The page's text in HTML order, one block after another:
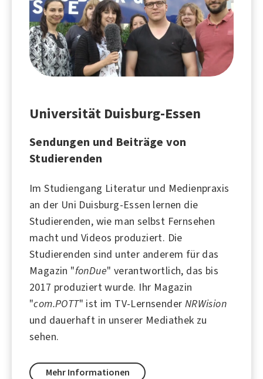
Universität Duisburg-Essen
Sendungen und Beiträge von
Studierenden
Im Studiengang Literatur und Medienpraxis
an der Uni Duisburg-Essen lernen die
Studierenden, wie man selbst Fernsehen
macht und Videos produziert. Die
Studierenden sind unter anderem für das
Magazin "fonDue" verantwortlich, das bis
2017 produziert wurde. Ihr Magazin
"com.POTT" ist im TV-Lernsender NRWision
und dauerhaft in unserer Mediathek zu
sehen.
Mehr Informationen